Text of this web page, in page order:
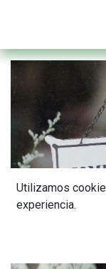
Utilizamos
experiencia.